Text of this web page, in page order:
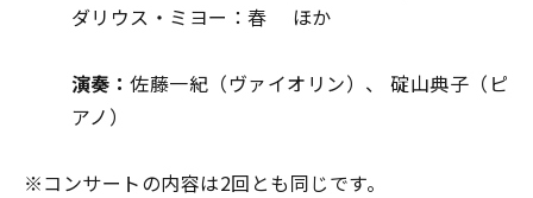
ダリウス・ミヨー：春 ほか
演奏：佐藤一紀（ヴァイオリン）、 碇山典子（ピ
アノ）
※コンサートの内容は2回とも同じです。